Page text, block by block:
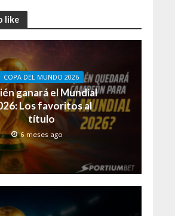
like
COPA DEL MUNDO 2026
ganará el Mundial
Los favoritos al
título
6 meses ago